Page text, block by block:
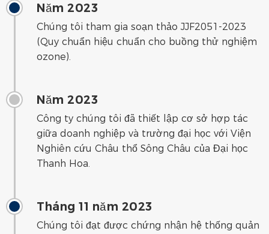
Năm 2023
Chúng tôi tham gia soạn thảo JJF2051-2023
(Quy chuẩn hiệu chuẩn cho buồng thử nghiệm
ozone).
Năm 2023
Công ty chúng tôi đã thiết lập cơ sở hợp tác
giữa doanh nghiệp và trường đại học với Viện
Nghiên cứu Châu thổ Sông Châu của Đại học
Thanh Hoa.
Tháng 11 năm 2023
Chúng tôi đạt được chứng nhận hệ thống quản